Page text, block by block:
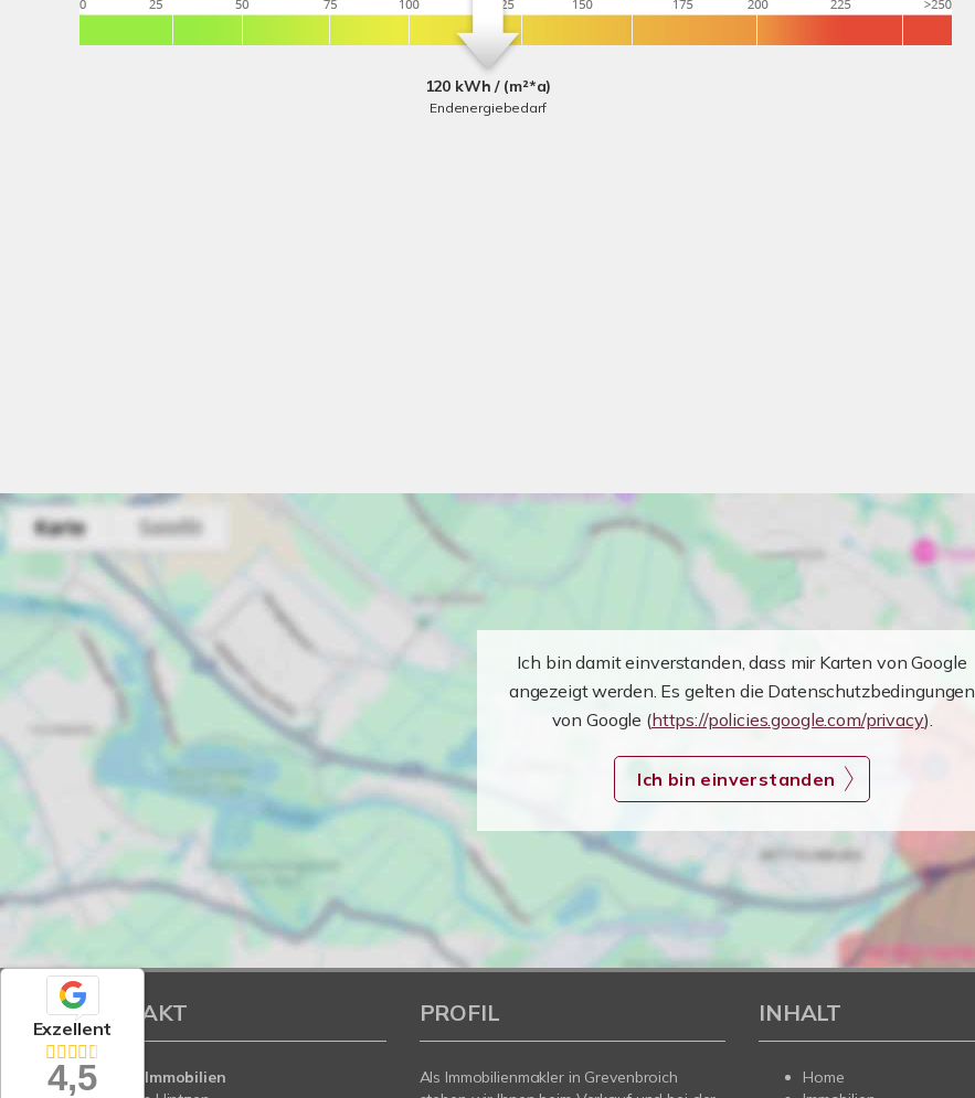
120 kWh / (m²*a)
Endenergiebedarf
Ich bin damit einverstanden, dass mir Karten von Google
angezeigt werden. Es gelten die Datenschutzbedingungen
von Google (https://policies.google.com/privacy).
Ich bin einverstanden
Exzellent
4,5
KONTAKT
Hintzen Immobilien
PROFIL
Als Immobilienmakler in Grevenbroich
INHALT
Home